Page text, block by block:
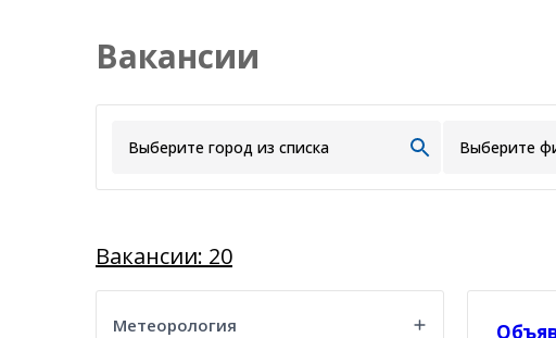
Вакансии
Вакансии: 20
Метеорология